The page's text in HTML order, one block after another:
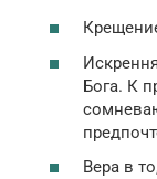
Бога. К
Вера в